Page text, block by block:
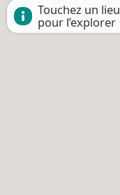
Touchez un lieu
pour l’explorer